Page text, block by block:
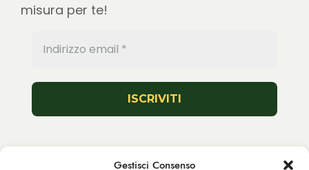
Gestisci Consenso
misura per te!